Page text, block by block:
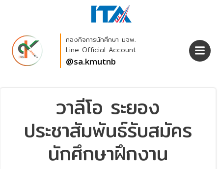
Skip
to
กองกิจการนักศึกษา มจพ.
Line Official Account
@sa.kmutnb
วาลีโอ ระยอง
ประชาสัมพันธ์รับสมัคร
นักศึกษาฝึกงาน